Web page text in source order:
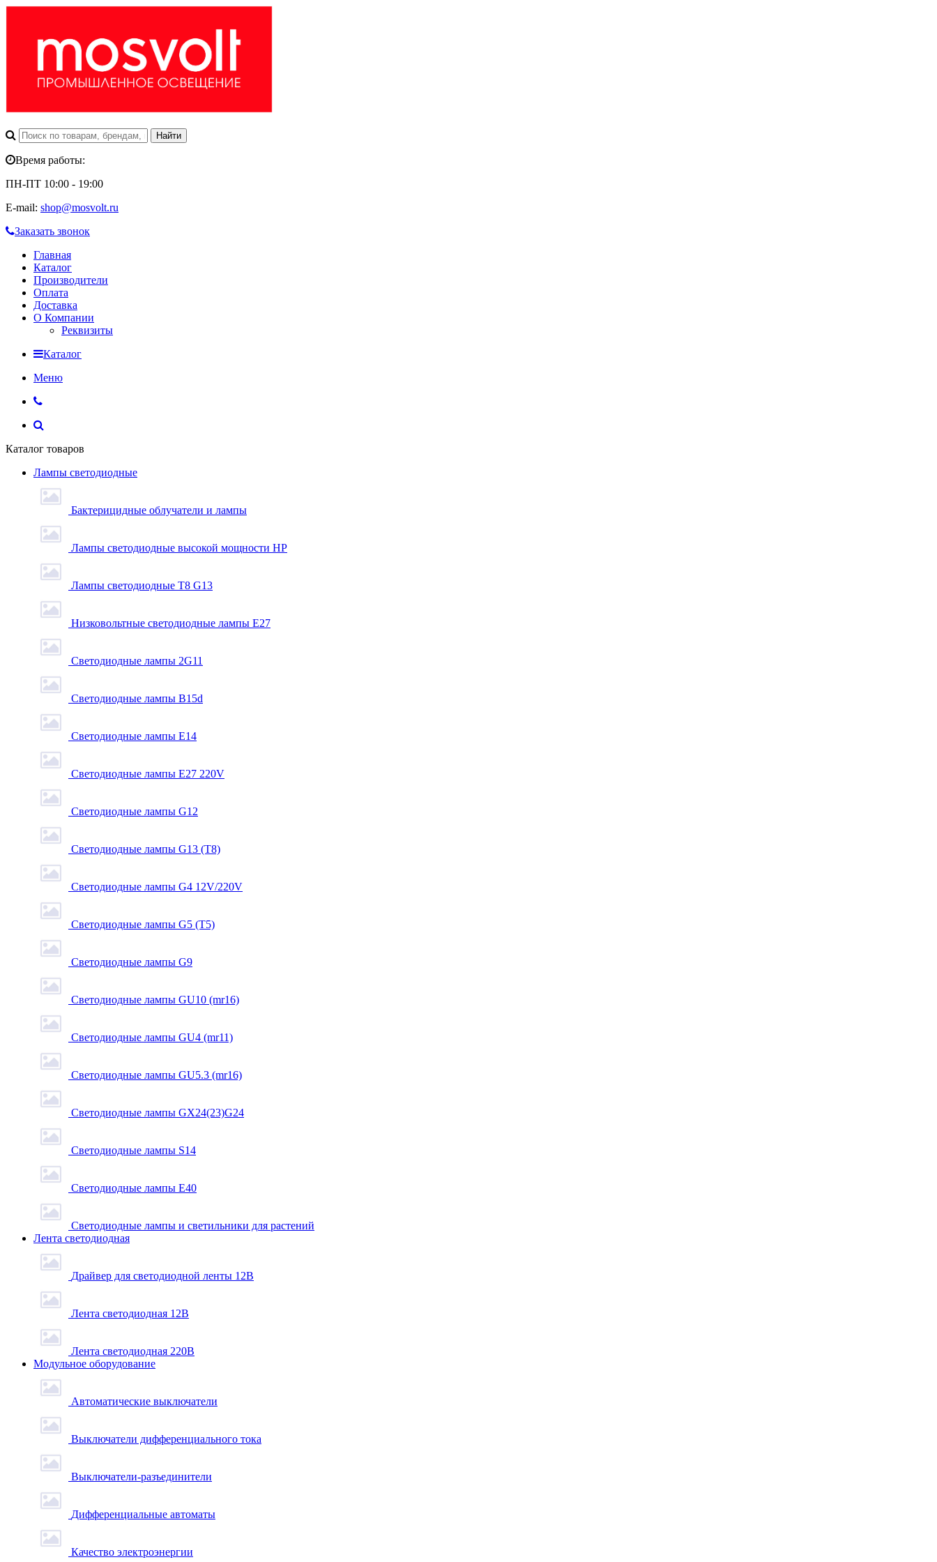
Время работы:
ПН-ПТ 10:00 - 19:00
E-mail: shop@mosvolt.ru
Заказать звонок
Главная
Каталог
Производители
Оплата
Доставка
О Компании
Реквизиты
Каталог
Меню
Каталог товаров
Лампы светодиодные
Бактерицидные облучатели и лампы
Лампы светодиодные высокой мощности HP
Лампы светодиодные Т8 G13
Низковольтные светодиодные лампы E27
Светодиодные лампы 2G11
Светодиодные лампы B15d
Светодиодные лампы E14
Светодиодные лампы E27 220V
Светодиодные лампы G12
Светодиодные лампы G13 (T8)
Светодиодные лампы G4 12V/220V
Светодиодные лампы G5 (T5)
Светодиодные лампы G9
Светодиодные лампы GU10 (mr16)
Светодиодные лампы GU4 (mr11)
Светодиодные лампы GU5.3 (mr16)
Светодиодные лампы GX24(23)G24
Светодиодные лампы S14
Светодиодные лампы Е40
Светодиодные лампы и светильники для растений
Лента светодиодная
Драйвер для светодиодной ленты 12В
Лента светодиодная 12В
Лента светодиодная 220В
Модульное оборудование
Автоматические выключатели
Выключатели дифференциального тока
Выключатели-разъединители
Дифференциальные автоматы
Качество электроэнергии